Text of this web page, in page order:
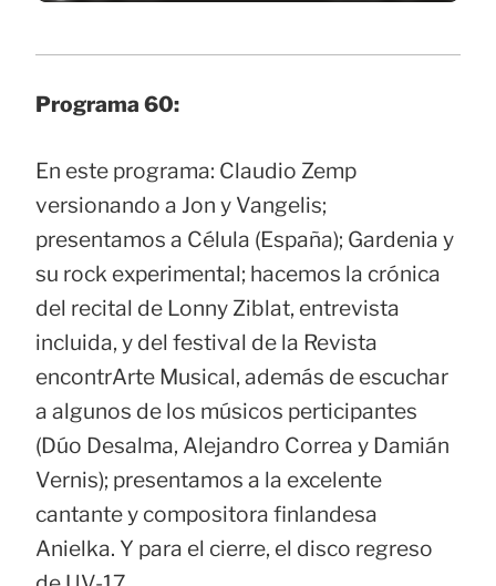
Programa 60:
En este programa: Claudio Zemp
versionando a Jon y Vangelis;
presentamos a Célula (España); Gardenia y
su rock experimental; hacemos la crónica
del recital de Lonny Ziblat, entrevista
incluida, y del festival de la Revista
encontrArte Musical, además de escuchar
a algunos de los músicos perticipantes
(Dúo Desalma, Alejandro Correa y Damián
Vernis); presentamos a la excelente
cantante y compositora finlandesa
Anielka. Y para el cierre, el disco regreso